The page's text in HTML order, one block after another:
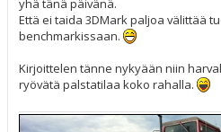
yhä tänä päivänä.
Että ei taida 3DMark paljoa välittää
benchmarkissaan.
Kirjoittelen tänne nykyään niin
ryövätä palstatilaa koko rahalla.